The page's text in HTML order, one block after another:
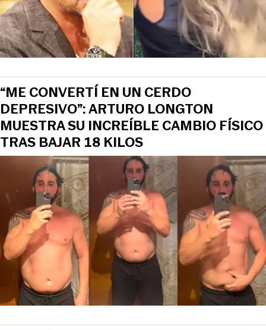
“ME CONVERTÍ EN UN CERDO
DEPRESIVO”: ARTURO LONGTON
MUESTRA SU INCREÍBLE CAMBIO FÍSICO
TRAS BAJAR 18 KILOS